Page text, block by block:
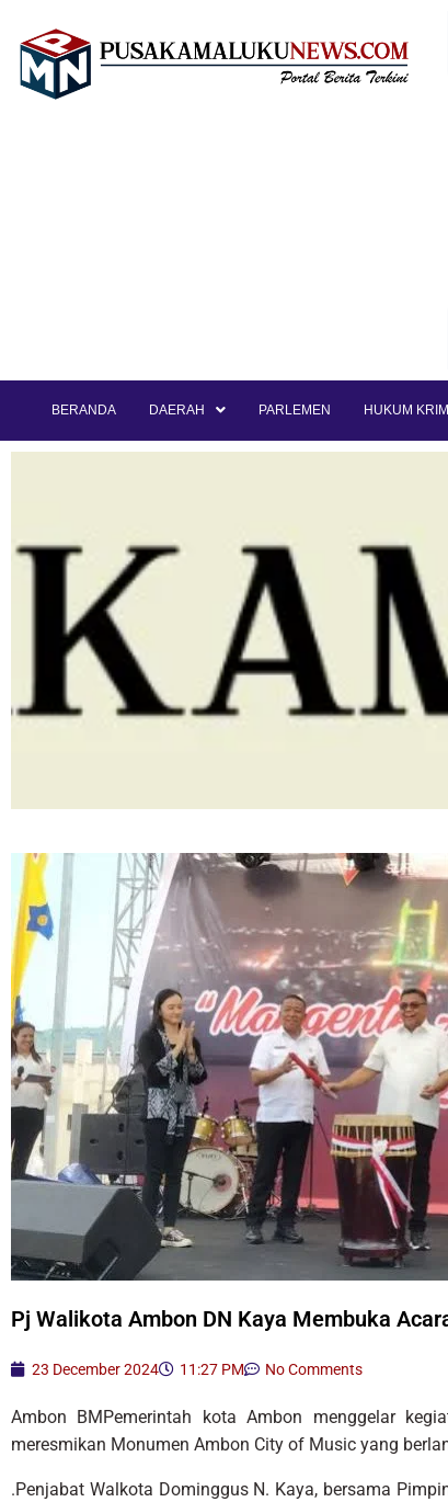
BERANDA DAERAH PARLEMEN HUKUM
Pj Walikota Ambon DN Kaya Membuka
23 December 2024 11:27 PM No Comments
Ambon BMPemerintah kota Ambon menggelar
meresmikan Monumen Ambon City of Music yang
.Penjabat Walkota Dominggus N. Kaya, bersama